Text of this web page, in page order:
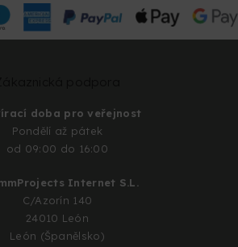
doba pro veřejnost
Pondělí až pátek
od 09:00 do 16:00
Internet S.L.
C/Azorín 140
24010 León
León (Španělsko)